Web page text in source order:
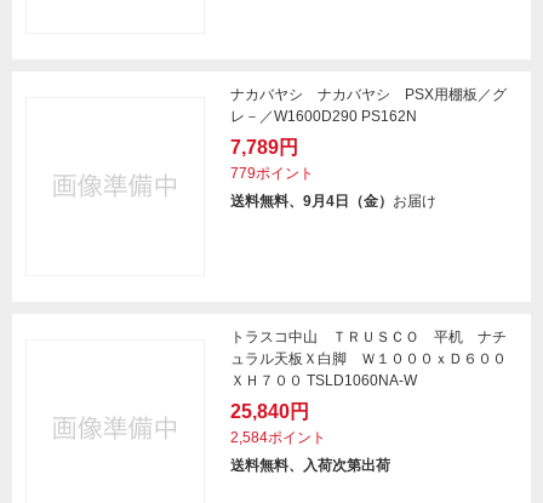
ナカバヤシ ナカバヤシ PSX用棚板／グ
レ－／W1600D290 PS162N
7,789円
779ポイント
送料無料、9月4日（金） お届け
トラスコ中山 ＴＲＵＳＣＯ 平机 ナチ
ュラル天板Ｘ白脚 Ｗ１０００ｘＤ６００
ＸＨ７００ TSLD1060NA-W
25,840円
2,584ポイント
送料無料、入荷次第出荷